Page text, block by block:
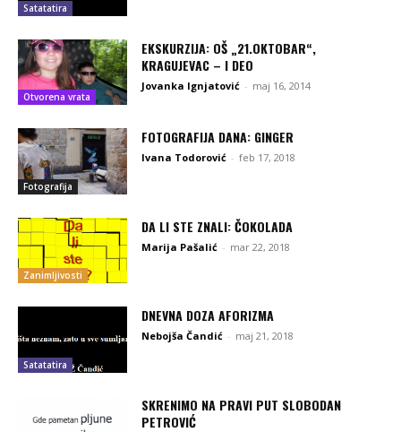
Satatatira
Otvorena vrata
EKSKURZIJA: OŠ „21.OKTOBAR“,
KRAGUJEVAC – I DEO
Jovanka Ignjatović - maj 16, 2014
Fotografija
FOTOGRAFIJA DANA: GINGER
Ivana Todorović - feb 17, 2018
Zanimljivosti
DA LI STE ZNALI: ČOKOLADA
Marija Pašalić - mar 22, 2018
Satatatira
DNEVNA DOZA AFORIZMA
Nebojša Čandić - maj 21, 2018
SKRENIMO NA PRAVI PUT SLOBODAN
PETROVIĆ